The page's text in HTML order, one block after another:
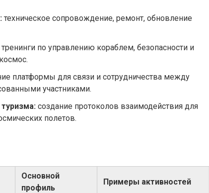
техническое сопровождение, ремонт, обновление
тренинги по управлению кораблем, безопасности и
платформы для связи и сотрудничества между
участниками.
создание протоколов взаимодействия для
полетов.
Основной
профиль
Примеры активностей